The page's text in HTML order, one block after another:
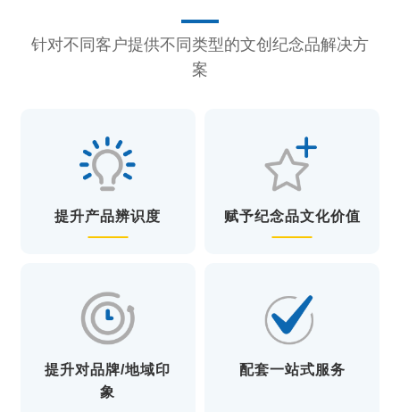
针对不同客户提供不同类型的文创纪念品解决方
案
提升产品辨识度 赋予纪念品文化价值
提升对品牌/地域印
象
配套一站式服务